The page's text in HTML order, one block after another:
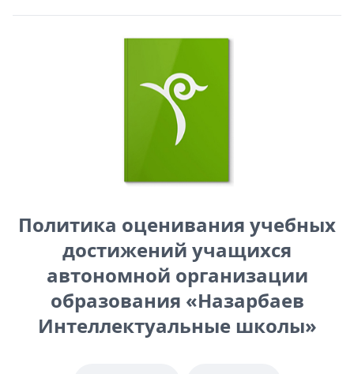
Политика оценивания учебных
достижений учащихся
автономной организации
образования «Назарбаев
Интеллектуальные школы»